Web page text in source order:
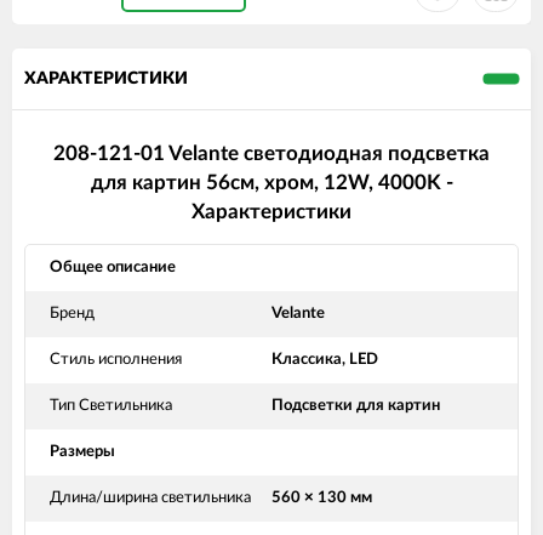
ХАРАКТЕРИСТИКИ
208-121-01 Velante светодиодная подсветка
для картин 56см, хром, 12W, 4000K -
Характеристики
Общее описание
Бренд Velante
Стиль исполнения Классика, LED
Тип Светильника Подсветки для картин
Размеры
Длина/ширина светильника 560 × 130 мм